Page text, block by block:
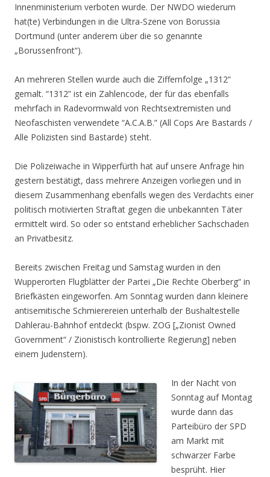
Innenministerium verboten wurde. Der NWDO wiederum
hat(te) Verbindungen in die Ultra-Szene von Borussia
Dortmund (unter anderem über die so genannte
„Borussenfront“).
An mehreren Stellen wurde auch die Ziffernfolge „1312“
gemalt. “1312” ist ein Zahlencode, der für das ebenfalls
mehrfach in Radevormwald von Rechtsextremisten und
Neofaschisten verwendete “A.C.A.B.” (All Cops Are Bastards /
Alle Polizisten sind Bastarde) steht.
Die Polizeiwache in Wipperfürth hat auf unsere Anfrage hin
gestern bestätigt, dass mehrere Anzeigen vorliegen und in
diesem Zusammenhang ebenfalls wegen des Verdachts einer
politisch motivierten Straftat gegen die unbekannten Täter
ermittelt wird. So oder so entstand erheblicher Sachschaden
an Privatbesitz.
Bereits zwischen Freitag und Samstag wurden in den
Wupperorten Flugblätter der Partei „Die Rechte Oberberg“ in
Briefkästen eingeworfen. Am Sonntag wurden dann kleinere
antisemitische Schmierereien unterhalb der Bushaltestelle
Dahlerau-Bahnhof entdeckt (bspw. ZOG [„Zionist Owned
Government“ / Zionistisch kontrollierte Regierung] neben
einem Judenstern).
In der Nacht von
Sonntag auf Montag
wurde dann das
Parteibüro der SPD
am Markt mit
schwarzer Farbe
besprüht. Hier